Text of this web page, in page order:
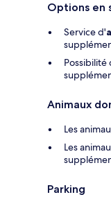
Options en
Service d'
Possibilité
Animaux
Les
Les
Parking